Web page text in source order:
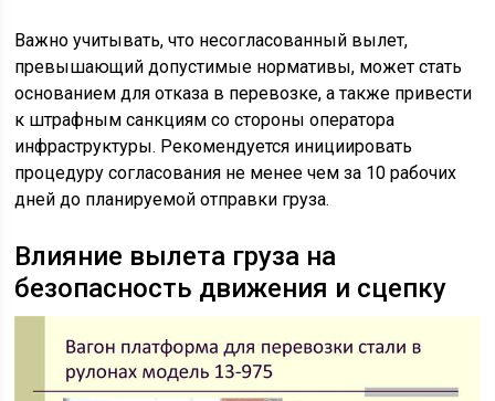
Важно учитывать, что несогласованный вылет,
превышающий допустимые нормативы, может стать
основанием для отказа в перевозке, а также привести
к штрафным санкциям со стороны оператора
инфраструктуры. Рекомендуется инициировать
процедуру согласования не менее чем за 10 рабочих
дней до планируемой отправки груза.
Влияние вылета груза на
безопасность движения и сцепку